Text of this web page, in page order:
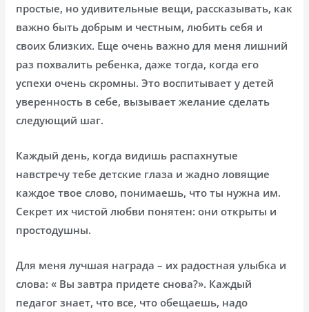
простые, но удивительные вещи, рассказывать, как
важно быть добрым и честным, любить себя и
своих близких. Еще очень важно для меня лишний
раз похвалить ребенка, даже тогда, когда его
успехи очень скромны. Это воспитывает у детей
уверенность в себе, вызывает желание сделать
следующий шаг.
Каждый день, когда видишь распахнутые
навстречу тебе детские глаза и жадно ловящие
каждое твое слово, понимаешь, что ты нужна им.
Секрет их чистой любви понятен: они открыты и
простодушны.
Для меня лучшая награда – их радостная улыбка и
слова: « Вы завтра придете снова?». Каждый
педагог знает, что все, что обещаешь, надо